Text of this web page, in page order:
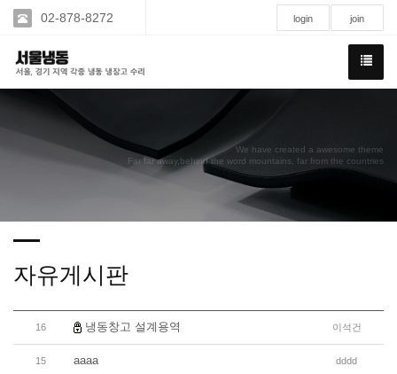
02-878-8272 login join
We have created a awesome theme
Far far away,behind the word mountains, far from the countries
자유게시판
16 냉동창고 설계용역 이석건
15 aaaa dddd